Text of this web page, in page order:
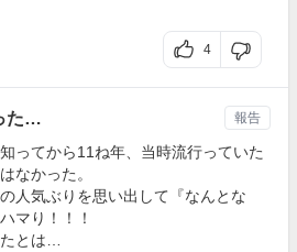
4
た…
ってから11ね年、当時流行っていた
なかった。
人気ぶりを思い出して『なんとな
マり！！！
とは…
報告